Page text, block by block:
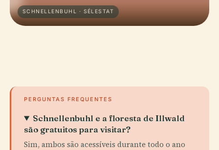
SCHNELLENBUHL · SÉLESTAT
PERGUNTAS FREQUENTES
Schnellenbuhl e a floresta de Illwald
são gratuitos para visitar?
Sim, ambos são acessíveis durante todo o ano